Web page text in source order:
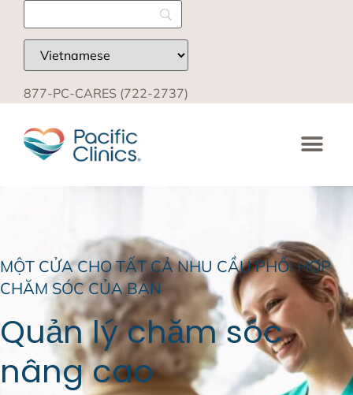
877-PC-CARES (722-2737)
MỘT CỬA CHO TẤT CẢ NHU CẦU PHỐI HỢP
CHĂM SÓC CỦA BẠN
Quản lý chăm sóc
nâng cao